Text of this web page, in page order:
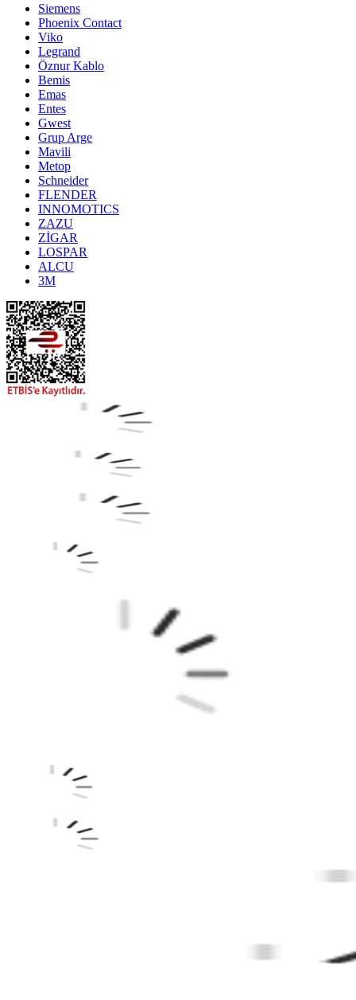
Siemens
Phoenix Contact
Viko
Legrand
Öznur Kablo
Bemis
Emas
Entes
Gwest
Grup Arge
Mavili
Metop
Schneider
FLENDER
INNOMOTICS
ZAZU
ZİGAR
LOSPAR
ALCU
3M